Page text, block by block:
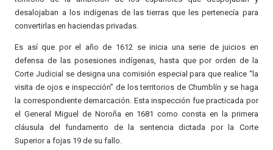
desalojaban a los indígenas de las tierras que les pertenecía para
convertirlas en haciendas privadas.
Es así que por el año de 1612 se inicia una serie de juicios en
defensa de las posesiones indígenas, hasta que por orden de la
Corte Judicial se designa una comisión especial para que realice “la
visita de ojos e inspección” de los territorios de Chumblín y se haga
la correspondiente demarcación. Esta inspección fue practicada por
el General Miguel de Noroña en 1681 como consta en la primera
cláusula del fundamento de la sentencia dictada por la Corte
Superior a fojas 19 de su fallo.